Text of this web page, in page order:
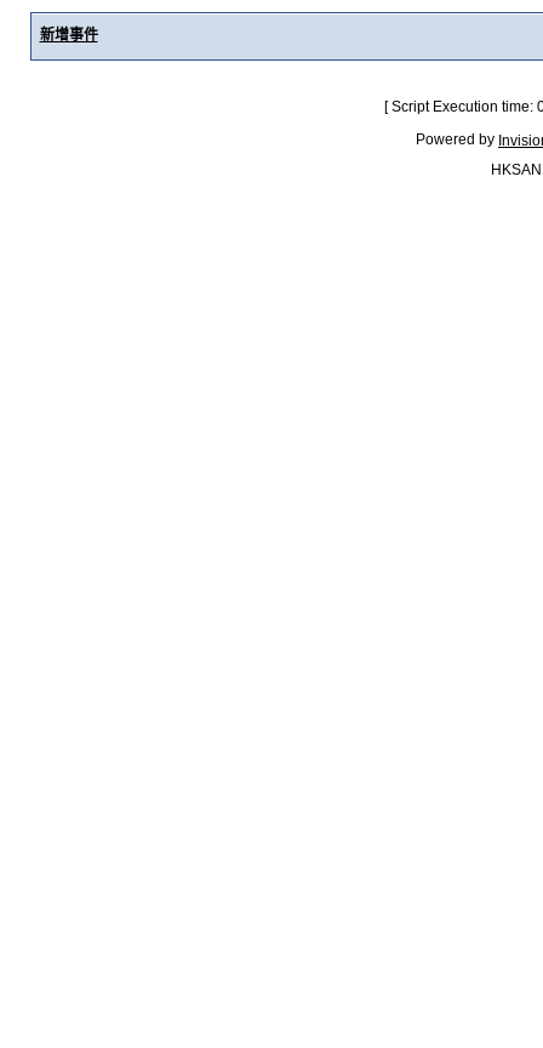
新增事件
[ Script Execution
Powered by